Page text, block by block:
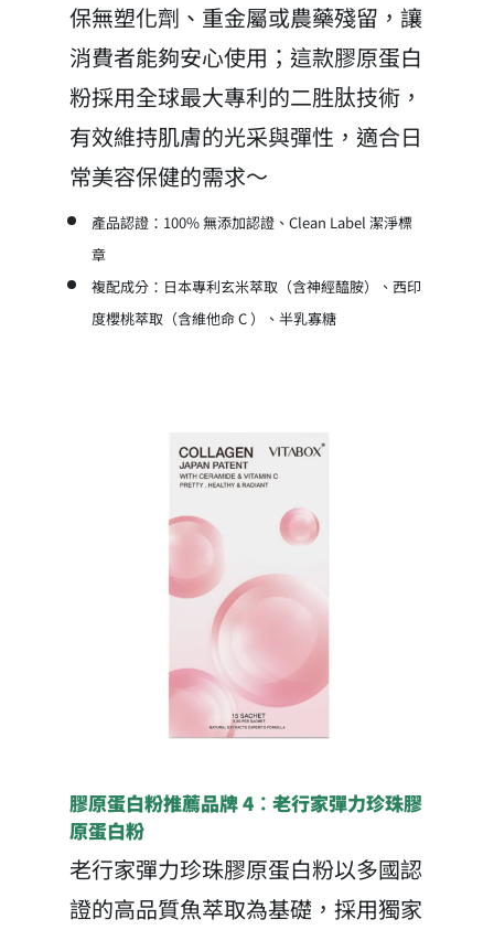
保無塑化劑、重金屬或農藥殘留，讓
消費者能夠安心使用；這款膠原蛋白
粉採用全球最大專利的二胜肽技術，
有效維持肌膚的光采與彈性，適合日
常美容保健的需求～
產品認證：100% 無添加認證、Clean Label 潔淨標
章
複配成分：日本專利玄米萃取（含神經醯胺）、西印
度櫻桃萃取（含維他命 C ）、半乳寡糖
膠原蛋白粉推薦品牌 4：老行家彈力珍珠膠
原蛋白粉
老行家彈力珍珠膠原蛋白粉以多國認
證的高品質魚萃取為基礎，採用獨家